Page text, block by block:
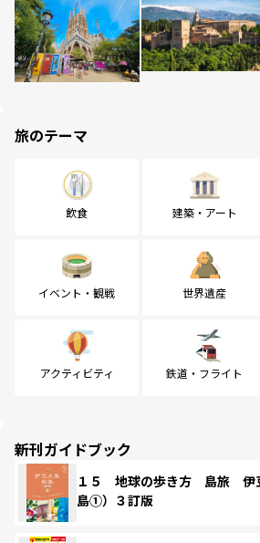
旅のテーマ
飲食 建築・アート
イベント・観戦 世界遺産
アクティビティ 鉄道・フライト
新刊ガイドブック
１５ 地球の歩き方 島旅 伊
島①）３訂版